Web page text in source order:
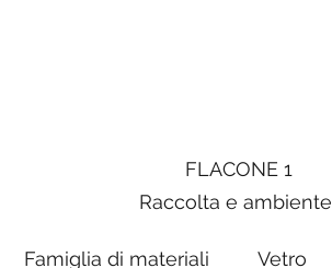
FLACONE 1
Raccolta e ambiente
Famiglia di materiali Vetro